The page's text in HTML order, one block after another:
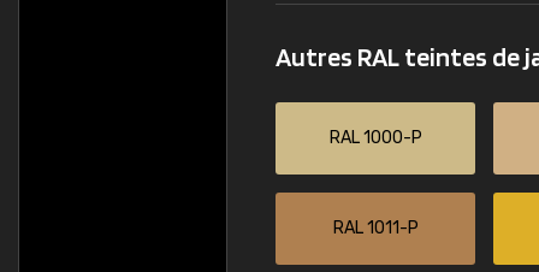
Autres RAL teintes de
RAL 1000-P
RAL 1011-P